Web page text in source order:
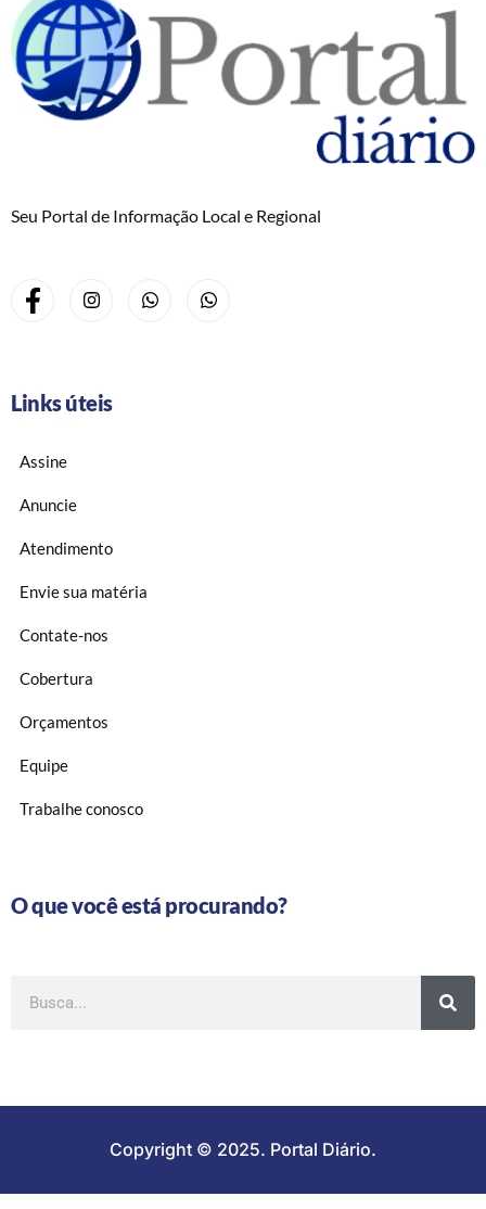
Seu Portal de Informação Local e Regional
Links úteis
Assine
Anuncie
Atendimento
Envie sua matéria
Contate-nos
Cobertura
Orçamentos
Equipe
Trabalhe conosco
O que você está procurando?
Copyright © 2025. Portal Diário.